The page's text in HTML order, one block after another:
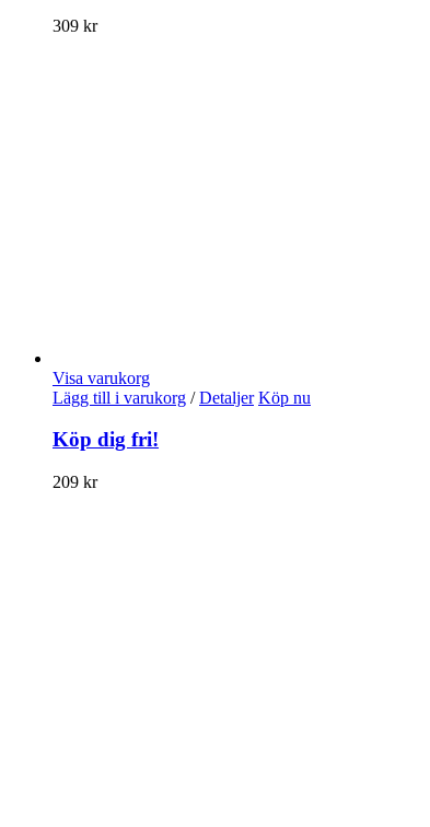
309 kr
Visa varukorg
Lägg till i varukorg / Detaljer Köp nu
Köp dig fri!
209 kr